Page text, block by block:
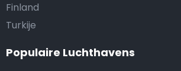
Finland
Turkije
Populaire Luchthavens